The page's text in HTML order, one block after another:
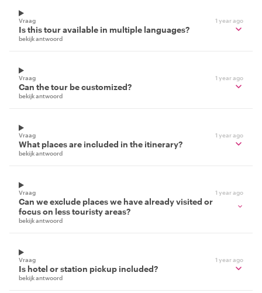
Vraag 1 year ago
Is this tour available in multiple languages?
bekijk antwoord
Vraag 1 year ago
Can the tour be customized?
bekijk antwoord
Vraag 1 year ago
What places are included in the itinerary?
bekijk antwoord
Vraag 1 year ago
Can we exclude places we have already visited or
focus on less touristy areas?
bekijk antwoord
Vraag 1 year ago
Is hotel or station pickup included?
bekijk antwoord